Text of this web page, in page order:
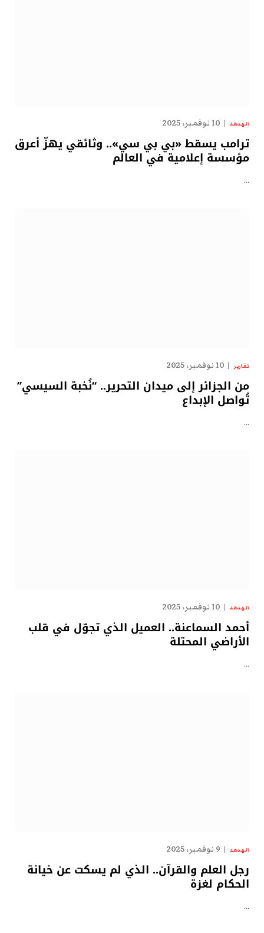
الهدهد 10 نوفمبر، 2025
ترامب يسقط «بي بي سي».. وثائقي يهزّ أعرق
مؤسسة إعلامية في العالم
…
تقارير 10 نوفمبر، 2025
من الجزائر إلى ميدان التحرير.. “نُخبة السيسي”
تُواصل الإبداع
…
الهدهد 10 نوفمبر، 2025
أحمد السماعنة.. العميل الذي تجوّل في قلب
الأراضي المحتلة
…
الهدهد 9 نوفمبر، 2025
رجل العلم والقرآن.. الذي لم يسكت عن خيانة
الحكام لغزة
…